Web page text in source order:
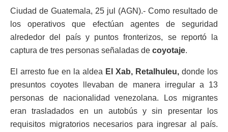
Ciudad de Guatemala, 25 jul (AGN).- Como resultado de
los operativos que efectúan agentes de seguridad
alrededor del país y puntos fronterizos, se reportó la
captura de tres personas señaladas de coyotaje.
El arresto fue en la aldea El Xab, Retalhuleu, donde los
presuntos coyotes llevaban de manera irregular a 13
personas de nacionalidad venezolana. Los migrantes
eran trasladados en un autobús y sin presentar los
requisitos migratorios necesarios para ingresar al país.